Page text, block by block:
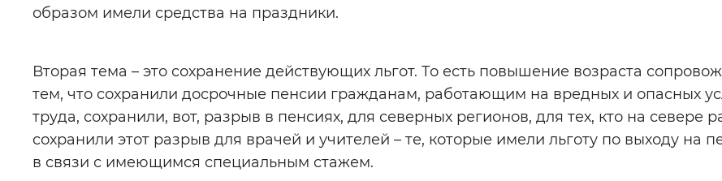
образом имели средства на праздники.
Вторая тема – это сохранение действующих льгот. То есть повышение возраста
тем, что сохранили досрочные пенсии гражданам, работающим на вредных и опасных
труда, сохранили, вот, разрыв в пенсиях, для северных регионов, для тех, кто на севере
сохранили этот разрыв для врачей и учителей – те, которые имели льготу по выходу на
в связи с имеющимся специальным стажем.